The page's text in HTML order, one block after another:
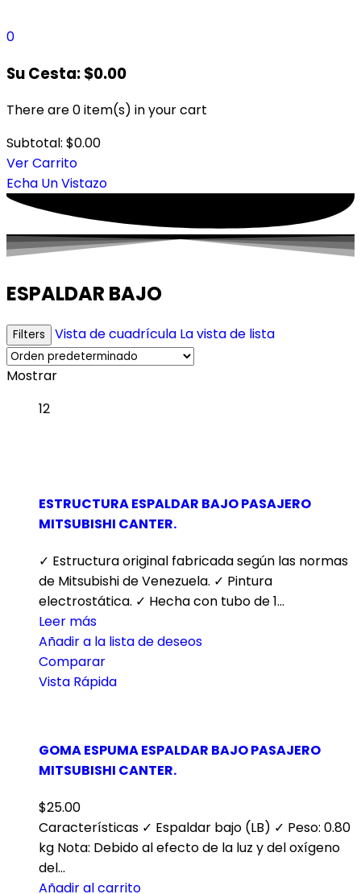
0
Su Cesta:$0.00
There are0 item(s) in your cart
Subtotal: $0.00
Ver Carrito
Echa Un Vistazo
ESPALDAR BAJO
Filters Vista de cuadrícula La vista de lista
Mostrar
12
ESTRUCTURA ESPALDAR BAJO PASAJERO
MITSUBISHI CANTER.
✓ Estructura original fabricada según las normas
de Mitsubishi de Venezuela. ✓ Pintura
electrostática. ✓ Hecha con tubo de 1…
Leer más
Añadir a la lista de deseos
Comparar
Vista Rápida
GOMA ESPUMA ESPALDAR BAJO PASAJERO
MITSUBISHI CANTER.
$25.00
Características ✓ Espaldar bajo (LB) ✓ Peso: 0.80
kg Nota: Debido al efecto de la luz y del oxígeno
del…
Añadir al carrito